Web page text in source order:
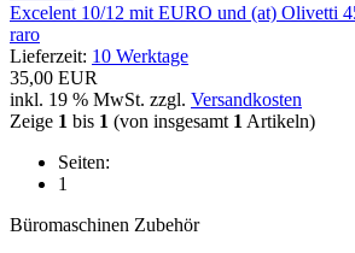
Excelent 10/12 mit EURO und (at) Olivetti
raro
Lieferzeit: 10 Werktage
35,00 EUR
inkl. 19 % MwSt. zzgl. Versandkosten
Zeige 1 bis 1 (von insgesamt 1 Artikeln)
Seiten:
1
Büromaschinen Zubehör